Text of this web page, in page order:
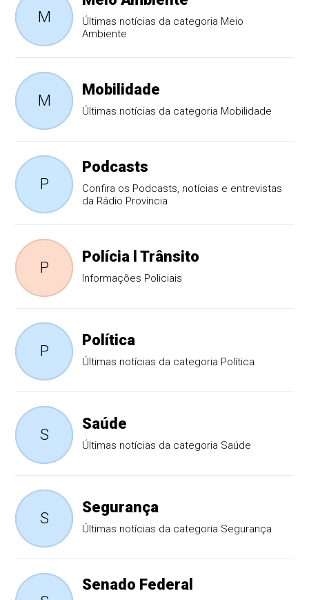
M
Últimas notícias da categoria Meio
Ambiente
M
Mobilidade
Últimas notícias da categoria Mobilidade
P
Podcasts
Confira os Podcasts, notícias e entrevistas
da Rádio Província
P
Polícia l Trânsito
Informações Policiais
P
Política
Últimas notícias da categoria Política
S
Saúde
Últimas notícias da categoria Saúde
S
Segurança
Últimas notícias da categoria Segurança
Senado Federal